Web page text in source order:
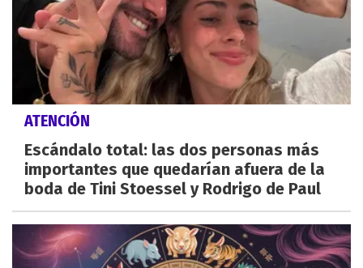
ATENCIÓN
Escándalo total: las dos personas más
importantes que quedarían afuera de la
boda de Tini Stoessel y Rodrigo de Paul